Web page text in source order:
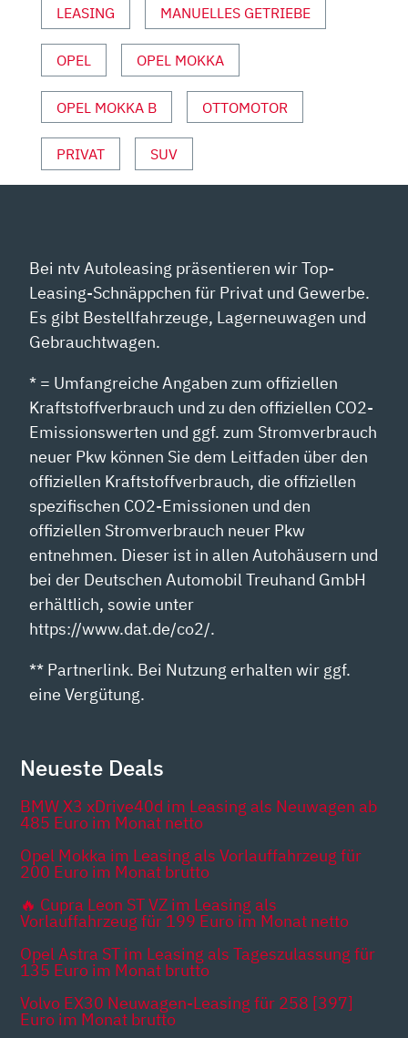
MIT
ANDREAS
MAY“
VON
YOUTUBE
ANZEIGEN
LEASING MANUELLES GETRIEBE
OPEL OPEL MOKKA
OPEL MOKKA B OTTOMOTOR
PRIVAT SUV
Bei ntv Autoleasing präsentieren wir Top-
Leasing-Schnäppchen für Privat und Gewerbe.
Es gibt Bestellfahrzeuge, Lagerneuwagen und
Gebrauchtwagen.
* = Umfangreiche Angaben zum offiziellen
Kraftstoffverbrauch und zu den offiziellen CO2-
Emissionswerten und ggf. zum Stromverbrauch
neuer Pkw können Sie dem Leitfaden über den
offiziellen Kraftstoffverbrauch, die offiziellen
spezifischen CO2-Emissionen und den
offiziellen Stromverbrauch neuer Pkw
entnehmen. Dieser ist in allen Autohäusern und
bei der Deutschen Automobil Treuhand GmbH
erhältlich, sowie unter
https://www.dat.de/co2/.
** Partnerlink. Bei Nutzung erhalten wir ggf.
eine Vergütung.
Neueste Deals
BMW X3 xDrive40d im Leasing als Neuwagen ab
485 Euro im Monat netto
Opel Mokka im Leasing als Vorlauffahrzeug für
200 Euro im Monat brutto
🔥 Cupra Leon ST VZ im Leasing als
Vorlauffahrzeug für 199 Euro im Monat netto
Opel Astra ST im Leasing als Tageszulassung für
135 Euro im Monat brutto
Volvo EX30 Neuwagen-Leasing für 258 [397]
Euro im Monat brutto